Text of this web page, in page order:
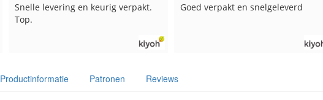
Goed verpakt en snelgeleverd
Ruime keus aan viltwol, mooie
beetje jammer vind is dat alles los
een doos gestopt. Geen kleur
Productinformatie Patronen Reviews